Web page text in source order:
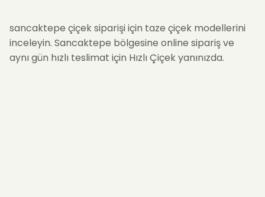
sancaktepe çiçek siparişi için taze çiçek modellerini
inceleyin. Sancaktepe bölgesine online sipariş ve
aynı gün hızlı teslimat için Hızlı Çiçek yanınızda.